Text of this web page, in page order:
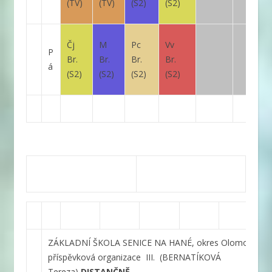
(TV) (TV) (S2) (S2)
P
á
Čj
Br.
(S2)
M
Br.
(S2)
Pc
Br.
(S2)
Vv
Br.
(S2)
ZÁKLADNÍ ŠKOLA SENICE NA HANÉ, okres Olomouc,
příspěvková organizace III. (BERNATÍKOVÁ